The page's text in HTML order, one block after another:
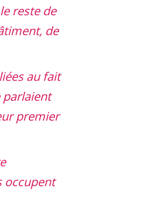
reste de
de
au fait
parlaient
premier
occupent